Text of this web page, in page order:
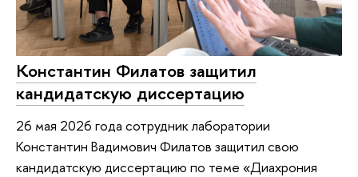
Константин Филатов защитил
кандидатскую диссертацию
26 мая 2026 года сотрудник лаборатории
Константин Вадимович Филатов защитил свою
кандидатскую диссертацию по теме «Диахрония